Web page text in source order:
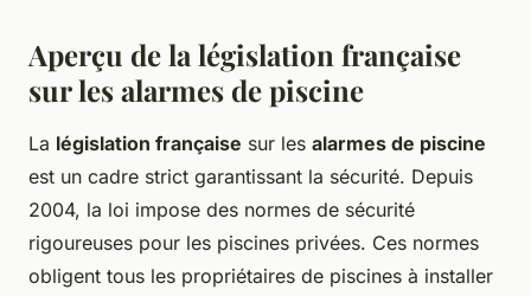
Aperçu de la législation française
sur les alarmes de piscine
La législation française sur les alarmes de piscine
est un cadre strict garantissant la sécurité. Depuis
2004, la loi impose des normes de sécurité
rigoureuses pour les piscines privées. Ces normes
obligent tous les propriétaires de piscines à installer